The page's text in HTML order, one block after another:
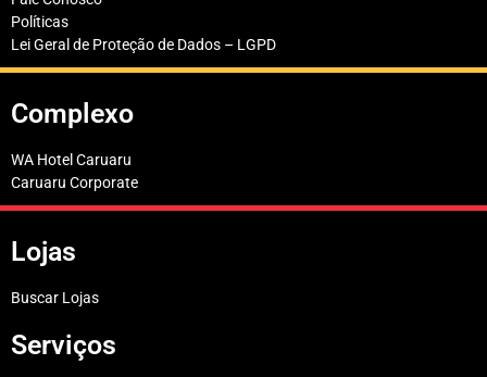
Políticas
Lei Geral de Proteção de Dados – LGPD
Complexo
WA Hotel Caruaru
Caruaru Corporate
Lojas
Buscar Lojas
Serviços